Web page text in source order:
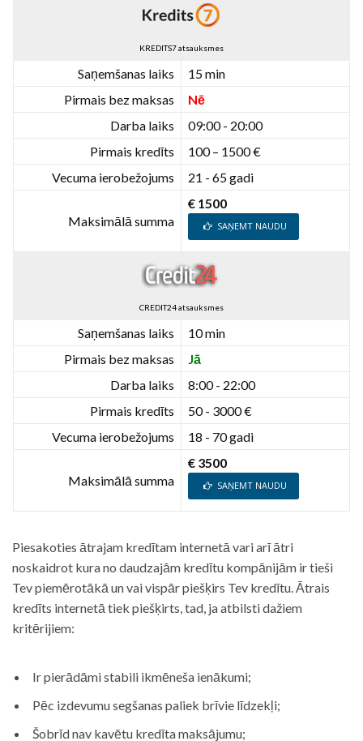
KREDITS7 atsauksmes
Saņemšanas laiks
15 min
Pirmais bez maksas
Nē
Darba laiks
09:00 - 20:00
Pirmais kredīts
100 – 1500 €
Vecuma ierobežojums
21 - 65 gadi
Maksimālā summa
€ 1500
SAŅEMT NAUDU
CREDIT24 atsauksmes
Saņemšanas laiks
10 min
Pirmais bez maksas
Jā
Darba laiks
8:00 - 22:00
Pirmais kredīts
50 - 3000 €
Vecuma ierobežojums
18 - 70 gadi
Maksimālā summa
€ 3500
SAŅEMT NAUDU
Piesakoties ātrajam kredītam internetā vari arī ātri
noskaidrot kura no daudzajām kredītu kompānijām ir tieši
Tev piemērotākā un vai vispār piešķirs Tev kredītu. Ātrais
kredīts internetā tiek piešķirts, tad, ja atbilsti dažiem
kritērijiem:
Ir pierādāmi stabili ikmēneša ienākumi;
Pēc izdevumu segšanas paliek brīvie līdzekļi;
Šobrīd nav kavētu kredīta maksājumu;